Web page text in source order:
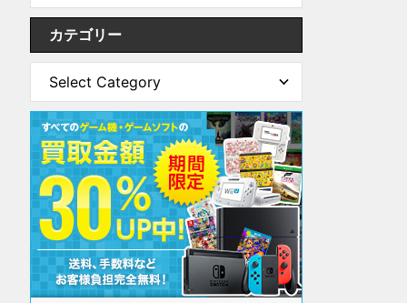
カテゴリー